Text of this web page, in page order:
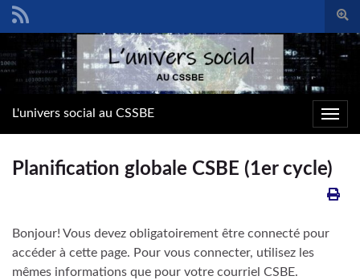
form
Search for:
L'univers social au CSSBE
Planification globale CSBE (1er cycle)
Bonjour! Vous devez obligatoirement être connecté pour
accéder à cette page. Pour vous connecter, utilisez les
mêmes informations que pour votre courriel CSBE.